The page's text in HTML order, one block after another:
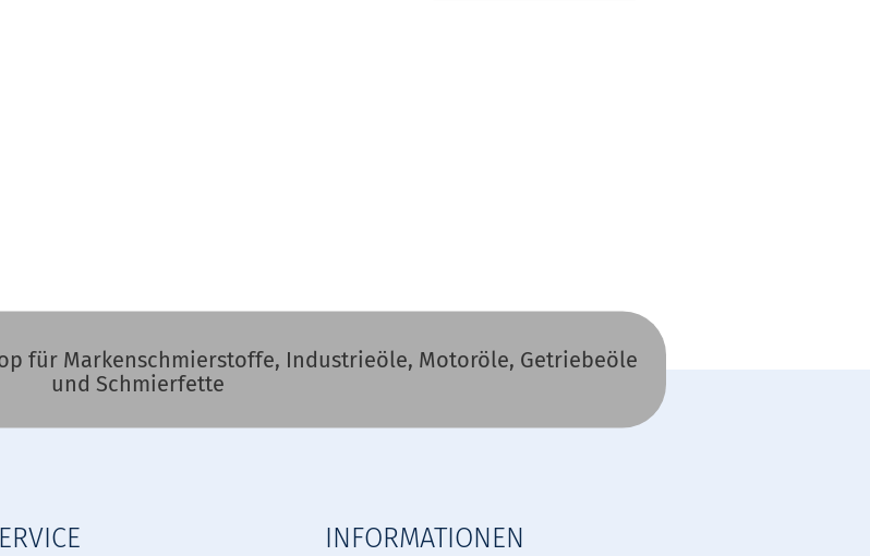
für Markenschmierstoffe, Industrieöle, Motoröle, Getriebeöle
und Schmierfette
INFORMATIONEN